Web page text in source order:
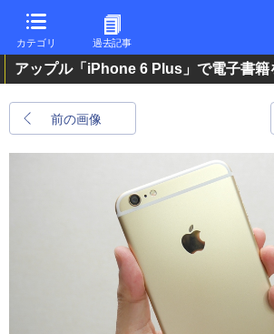
カテゴリ 過去記事
アップル「iPhone 6 Plus」で電子書籍
前の画像